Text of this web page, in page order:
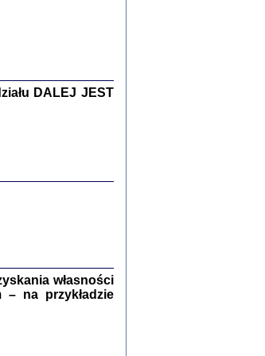
15, R. 2019
2019
DALEJ JEST
własności
na przykładzie